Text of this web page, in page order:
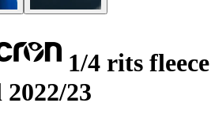
1/4 rits fleece
2022/23